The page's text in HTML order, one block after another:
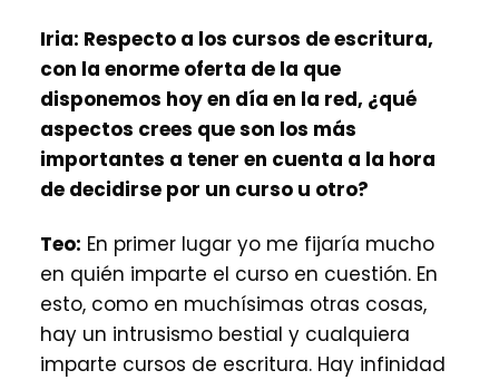
Iria: Respecto a los cursos de escritura,
con la enorme oferta de la que
disponemos hoy en día en la red, ¿qué
aspectos crees que son los más
importantes a tener en cuenta a la hora
de decidirse por un curso u otro?
Teo: En primer lugar yo me fijaría mucho
en quién imparte el curso en cuestión. En
esto, como en muchísimas otras cosas,
hay un intrusismo bestial y cualquiera
imparte cursos de escritura. Hay infinidad